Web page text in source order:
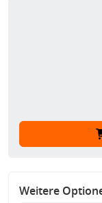
Weitere